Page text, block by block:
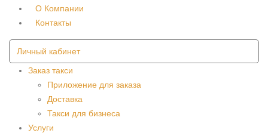
О Компании
Контакты
Личный кабинет
Заказ такси
Приложение для заказа
Доставка
Такси для бизнеса
Услуги